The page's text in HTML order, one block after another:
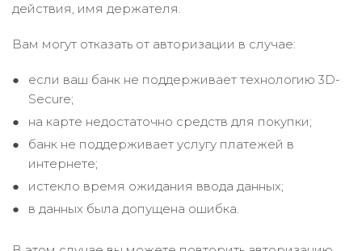
действия, имя держателя.
Вам могут отказать от авторизации в случае:
если ваш банк не поддерживает технологию 3D-
Secure;
на карте недостаточно средств для покупки;
банк не поддерживает услугу платежей в
интернете;
истекло время ожидания ввода данных;
в данных была допущена ошибка.